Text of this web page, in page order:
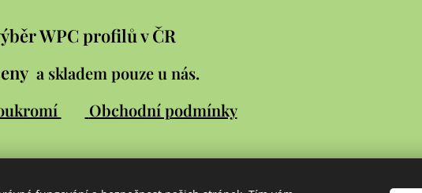
WPC profilů v ČR
a skladem pouze u nás.
Obchodní podmínky